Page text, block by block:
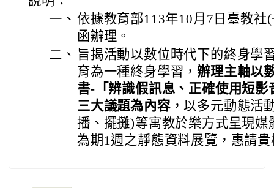
一、 依據教育部113年10月7日臺教社
函辦理。
二、 旨揭活動以數位時代下的終身學
育為一種終身學習，辦理主軸以
書-「辨識假訊息、正確使用短
三大議題為內容，以多元動態活
播、擺攤)等寓教於樂方式呈現
為期1週之靜態資料展覽，惠請